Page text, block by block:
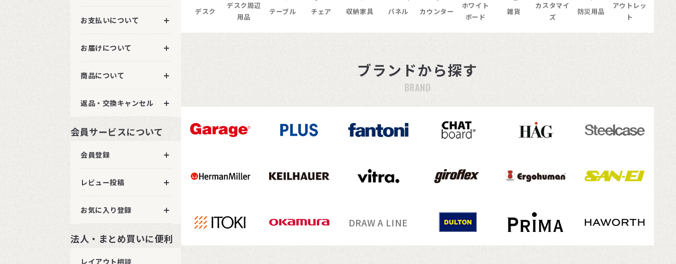
お支払いについて
お届けについて
商品について
返品・交換キャンセル
会員サービスについて
会員登録
レビュー投稿
お気に入り登録
法人・まとめ買いに便利
レイアウト相談
デスク
デスク周辺
用品
テーブル チェア 収納家具 パネル カウンター
ホワイト
ボード
雑貨
カスタマイ
ズ
防災用品
アウトレッ
ト
ブランドから探す
BRAND
DRAW A LINE